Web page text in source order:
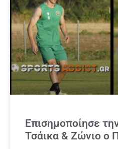
Επισημοποίησε
Τσάικα & Ζώνιο ο